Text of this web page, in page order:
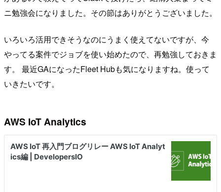
ニ勉強会になりました。その節はありがとうございました。
いろいろ活用できそうなのにうまく使えてないですが、今
やってる案件でジョブを使い始めたので、再勉強しておきま
す。 最近GAになったFleet Hubも気になりますね。使って
いきたいです。
AWS IoT Analytics